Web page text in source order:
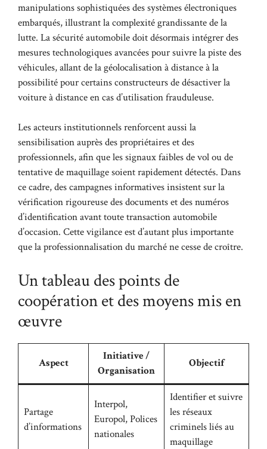
manipulations sophistiquées des systèmes électroniques
embarqués, illustrant la complexité grandissante de la
lutte. La sécurité automobile doit désormais intégrer des
mesures technologiques avancées pour suivre la piste des
véhicules, allant de la géolocalisation à distance à la
possibilité pour certains constructeurs dedésactiver la
voiture à distanceen cas d’utilisation frauduleuse.
Les acteurs institutionnels renforcent aussi la
sensibilisation auprès des propriétaires et des
professionnels, afin que les signaux faibles de vol ou de
tentative de maquillage soient rapidement détectés. Dans
ce cadre, des campagnes informatives insistent sur la
vérification rigoureuse des documents et des numéros
d’identification avant toute transaction automobile
d’occasion. Cette vigilance est d’autant plus importante
que la professionnalisation du marché ne cesse de croître.
Un tableau des points de
coopération et des moyens mis en
œuvre
Aspect
Initiative /
Organisation
Objectif
Partage
d’informations
Interpol,
Europol, Polices
nationales
Identifier et suivre
les réseaux
criminels liés au
maquillage